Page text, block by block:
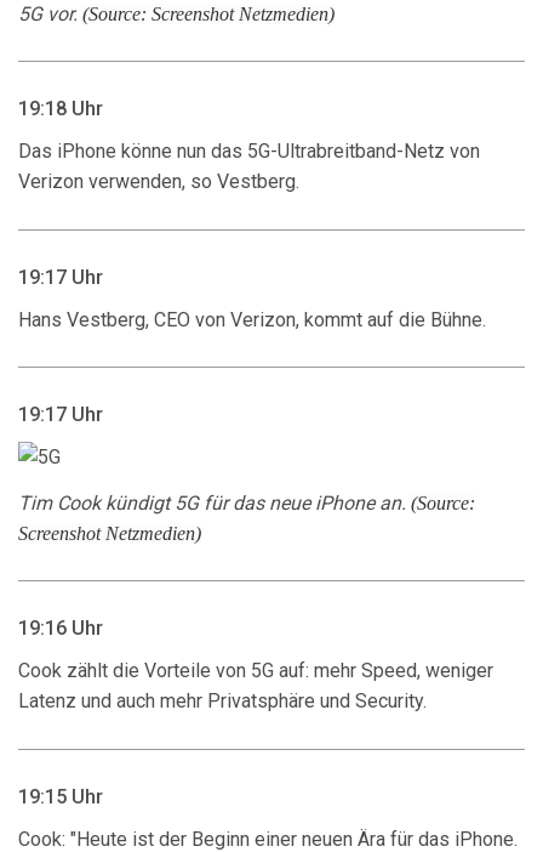
5G vor. (Source: Screenshot Netzmedien)
19:18 Uhr
Das iPhone könne nun das 5G-Ultrabreitband-Netz von
Verizon verwenden, so Vestberg.
19:17 Uhr
Hans Vestberg, CEO von Verizon, kommt auf die Bühne.
19:17 Uhr
Tim Cook kündigt 5G für das neue iPhone an. (Source:
Screenshot Netzmedien)
19:16 Uhr
Cook zählt die Vorteile von 5G auf: mehr Speed, weniger
Latenz und auch mehr Privatsphäre und Security.
19:15 Uhr
Cook: "Heute ist der Beginn einer neuen Ära für das iPhone.